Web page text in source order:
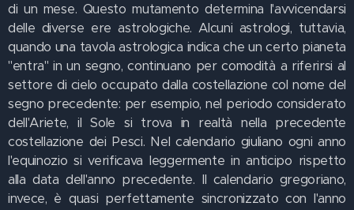
di un mese. Questo mutamento determina l'avvicendarsi
delle diverse ere astrologiche. Alcuni astrologi, tuttavia,
quando una tavola astrologica indica che un certo pianeta
"entra" in un segno, continuano per comodità a riferirsi al
settore di cielo occupato dalla costellazione col nome del
segno precedente: per esempio, nel periodo considerato
dell'Ariete, il Sole si trova in realtà nella precedente
costellazione dei Pesci. Nel calendario giuliano ogni anno
l'equinozio si verificava leggermente in anticipo rispetto
alla data dell'anno precedente. Il calendario gregoriano,
invece, è quasi perfettamente sincronizzato con l'anno